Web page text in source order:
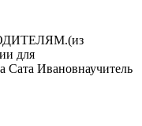
для
Сата Ивановнаучитель